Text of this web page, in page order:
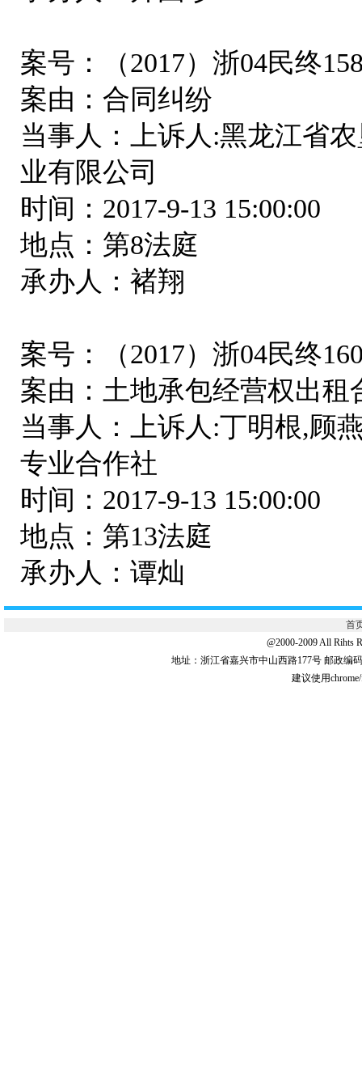
案号：（2017）浙04民终
案由：合同纠纷
当事人：上诉人:黑龙江省
业有限公司
时间：2017-9-13 15:00:00
地点：第8法庭
承办人：褚翔
案号：（2017）浙04民终
案由：土地承包经营权出租
当事人：上诉人:丁明根,顾
专业合作社
时间：2017-9-13 15:00:00
地点：第13法庭
承办人：谭灿
首
@2000-2009 All Rihts
地址：浙江省嘉兴市中山西路177号 邮政编
建议使用